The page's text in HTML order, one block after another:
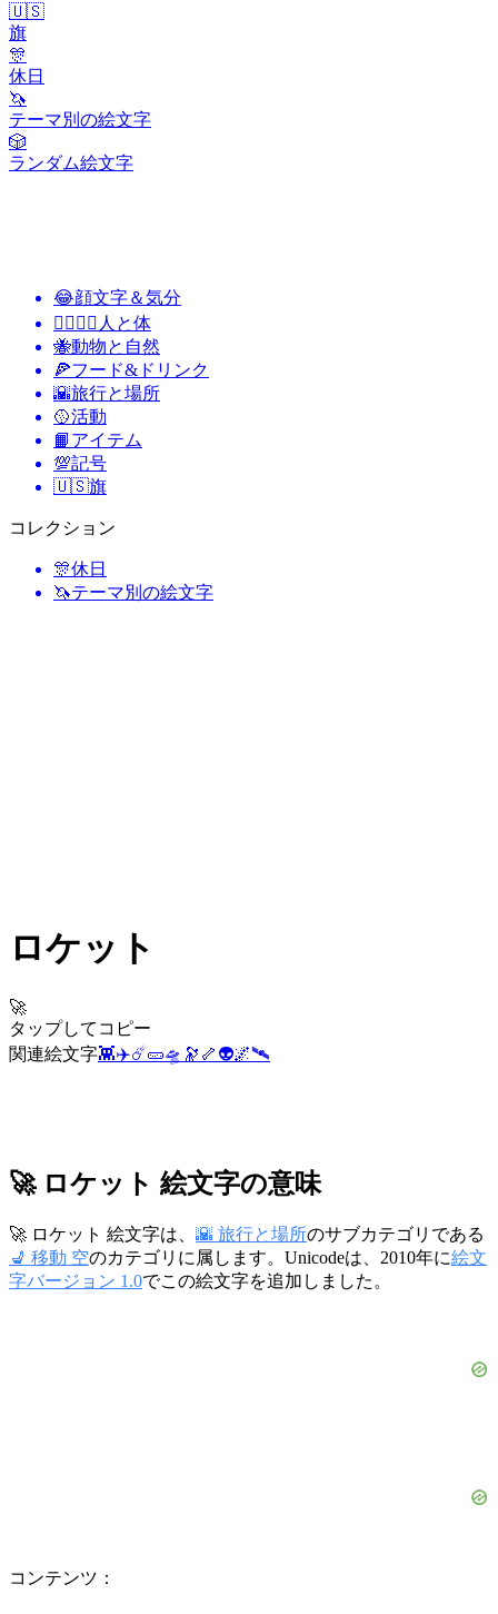
🇺🇸
旗
🎊
休日
🦄
テーマ別の絵文字
🎲
ランダム絵文字
😂顔文字＆気分
👩‍❤️‍💋‍👨 人と体
🐝動物と自然
🍕フード&ドリンク
🌇旅行と場所
🥎活動
📙 アイテム
💯記号
🇺🇸旗
コレクション
🎊休日
🦄テーマ別の絵文字
ロケット
🚀
タップしてコピー
関連絵文字👾✈️☄️🥒🛸 🔭 🦴 👽🌌🛰️
🚀 ロケット 絵文字の意味
🚀 ロケット 絵文字は、 🌇 旅行と場所のサブカテゴリである
💺 移動 空のカテゴリに属します。Unicodeは、2010年に絵文
字バージョン 1.0でこの絵文字を追加しました。
コンテンツ：